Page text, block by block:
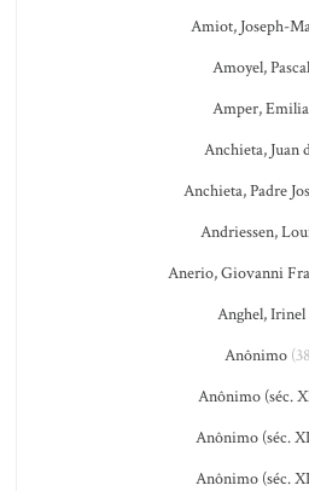
Amiot, Joseph-
Amoyel, Pascal
Amper, Emilia
Anchieta, Juan
Anchieta, Padre
Andriessen,
Anerio, Giovanni
Anghel, Irinel
Anônimo
Anônimo (séc.
Anônimo (séc.
Anônimo (séc.